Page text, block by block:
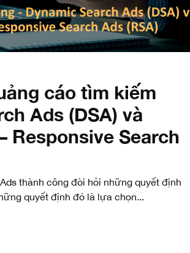
cáo tìm kiếm
Ads (DSA) và
Responsive Search
thành công đòi hỏi những quyết định
quyết định đó là lựa chọn...